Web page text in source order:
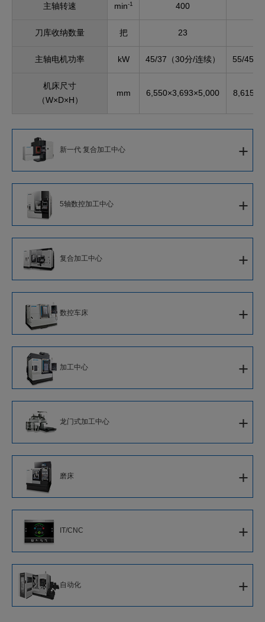
主轴转速 min-1 400
刀库收纳数量 把 23
主轴电机功率 kW 45/37（30分/连续） 55/45（
机床尺寸
（W×D×H）
mm 6,550×3,693×5,000
新一代 复合加工中心 +
新一代 复合加工中心
5轴数控加工中心 +
5轴数控立式加工中心
5轴数控卧式加工中心
复合加工中心 +
智能化复合加工中心
复合加工中心
5轴数控立式复合加工中心
立式复合加工中心
龙门式复合加工中心
数控车床 +
单刀架数控车床
対向主轴车削中心
并列主轴数控车床
立式数控车床
轮毂加工用车床
加工中心 +
立式加工中心
卧式加工中心
龙门式加工中心 +
5面加工龙门式加工中心
龙门式加工中心
磨床 +
CNC外圆磨床
CNC内圆磨床
IT/CNC +
新一代智能化CNC
软件
自动化 +